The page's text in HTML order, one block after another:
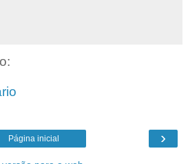
›
Página inicial